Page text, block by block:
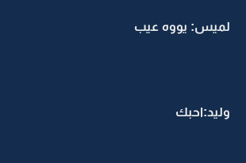
لميس: يووه عيب
وليد:احبك